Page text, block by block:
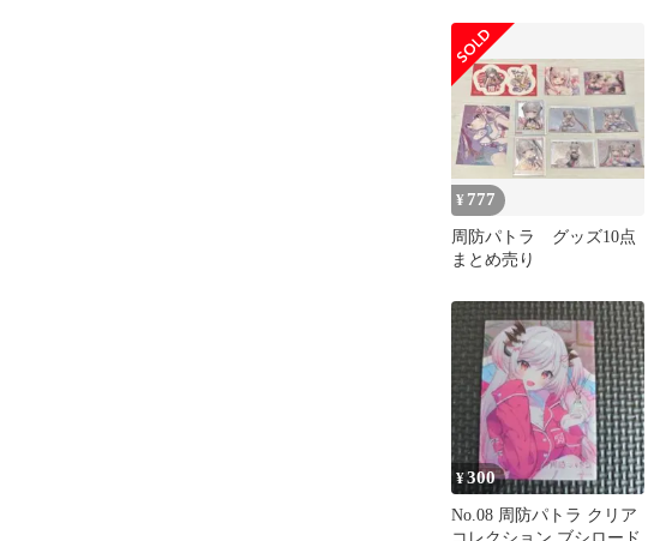
¥ 777
周防パトラ グッズ10点
まとめ売り
¥300
No.08 周防パトラ クリア